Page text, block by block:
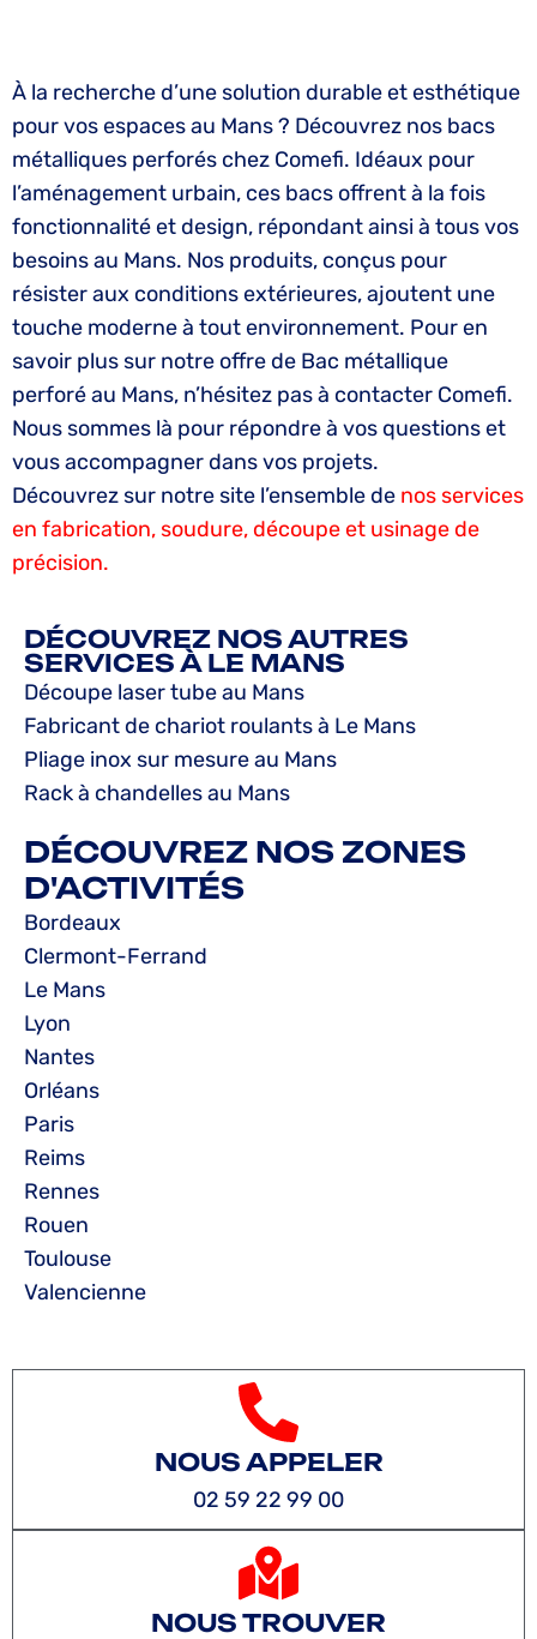
À la recherche d’une solution durable et esthétique
pour vos espaces au Mans ? Découvrez nos bacs
métalliques perforés chez Comefi. Idéaux pour
l’aménagement urbain, ces bacs offrent à la fois
fonctionnalité et design, répondant ainsi à tous vos
besoins au Mans. Nos produits, conçus pour
résister aux conditions extérieures, ajoutent une
touche moderne à tout environnement. Pour en
savoir plus sur notre offre de Bac métallique
perforé au Mans, n’hésitez pas à contacter Comefi.
Nous sommes là pour répondre à vos questions et
vous accompagner dans vos projets.
Découvrez sur notre site l’ensemble de nos services
en fabrication, soudure, découpe et usinage de
précision.
DÉCOUVREZ NOS AUTRES
SERVICES À LE MANS
Découpe laser tube au Mans
Fabricant de chariot roulants à Le Mans
Pliage inox sur mesure au Mans
Rack à chandelles au Mans
DÉCOUVREZ NOS ZONES
D'ACTIVITÉS
Bordeaux
Clermont-Ferrand
Le Mans
Lyon
Nantes
Orléans
Paris
Reims
Rennes
Rouen
Toulouse
Valencienne
NOUS APPELER
02 59 22 99 00
NOUS TROUVER